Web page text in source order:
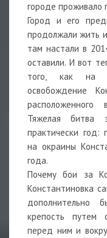
городе проживало
Город и его
продолжали жить
там настали в
оставили. И вот
того, как на
освобождение
Тяжелая битва
практически год:
на окраины
года.
Почему бои за
Константиновка
дополнительно
крепость путем
перед ним и